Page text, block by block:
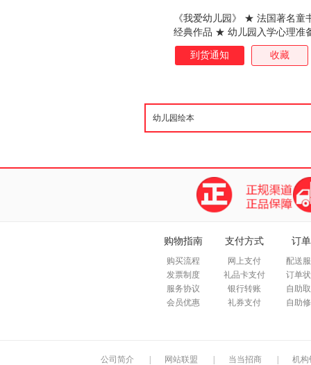
《我爱幼儿园》 ★ 法国著名童
经典作品 ★ 幼儿园入学心理准
天爱上幼儿园》 幼儿的入园焦
害怕陌生的环境、不愿与爸爸
离的阵痛。 其实，幼小的孩子
环境里待一整天，对他们来说
园里的生活秩序讲给孩子听，
到货通知 收藏
购物指南
购买流程
发票制度
服务协议
会员优惠
支付方式
网上支付
礼品卡支付
银行转账
礼券支付
订
配送
订单
自助
自助
公司简介 网站联盟 当当招商 机构